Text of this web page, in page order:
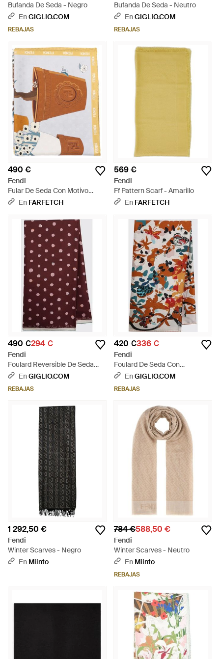
Bufanda De Seda - Negro
EnGIGLIO.COM
REBAJAS
Bufanda De Seda - Neutro
EnGIGLIO.COM
REBAJAS
490 €
Fendi
Fular De Seda Con Motivo
Gardening - Blanco
En FARFETCH
569 €
Fendi
Ff Pattern Scarf - Amarillo
En FARFETCH
490 €294 €
Fendi
Foulard Reversible De Seda
Con Estampado De Lunares -
EnGIGLIO.COM
REBAJAS
420 €336 €
Fendi
Foulard De Seda Con
Estampado Floral - Multicolor
EnGIGLIO.COM
REBAJAS
1 292,50 €
Fendi
Winter Scarves - Negro
En Miinto
784 €588,50 €
Fendi
Winter Scarves - Neutro
En Miinto
REBAJAS